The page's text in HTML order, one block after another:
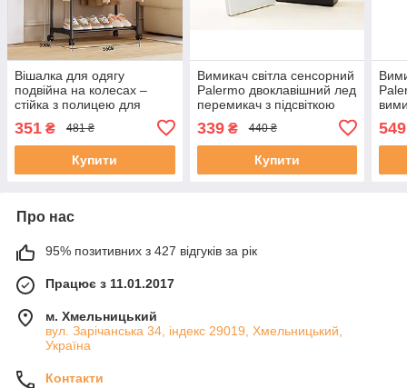
Вішалка для одягу
подвійна на колесах –
стійка з полицею для
351 ₴ 481 ₴
Купити
Вимикач світла сенсорний
Palermo двоклавішний лед
перемикач з підсвіткою
339₴ 440 ₴
Купити
549
Про нас
95% позитивних з 427 відгуків за рік
Працює з 11.01.2017
м. Хмельницький
вул. Зарічанська 34, індекс 29019, Хмельницький,
Україна
Контакти